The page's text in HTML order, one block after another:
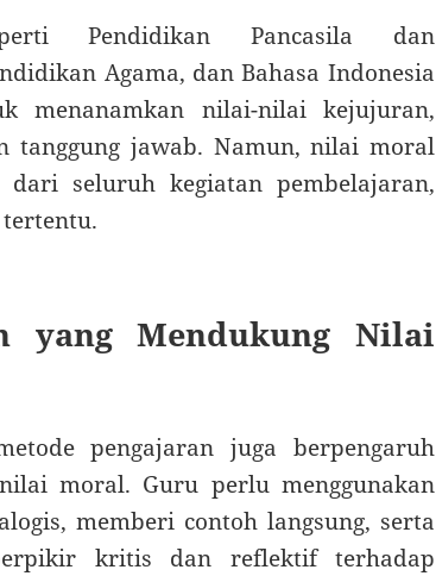
Pendidikan Pancasila dan
Agama, dan Bahasa Indonesia
menanamkan nilai-nilai kejujuran,
tanggung jawab. Namun, nilai moral
seluruh kegiatan pembelajaran,
yang Mendukung Nilai
pengajaran juga berpengaruh
moral. Guru perlu menggunakan
memberi contoh langsung, serta
kritis dan reflektif terhadap